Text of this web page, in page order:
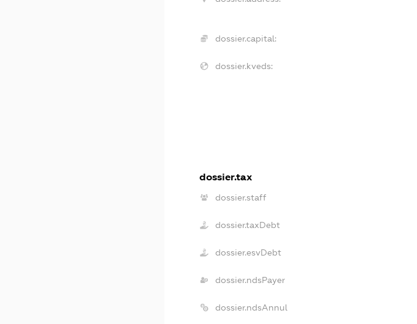
dossier.capital:
dossier.kveds:
dossier.tax
dossier.staff
dossier.taxDebt
dossier.esvDebt
dossier.ndsPayer
dossier.ndsAnnul